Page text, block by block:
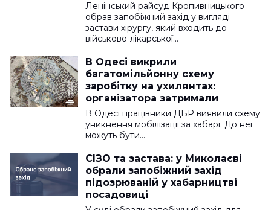
Ленінський райсуд Кропивницького
обрав запобіжний захід у вигляді
застави хірургу, який входить до
військово-лікарської…
В Одесі викрили
багатомільйонну схему
заробітку на ухилянтах:
організатора затримали
В Одесі працівники ДБР виявили схему
уникнення мобілізації за хабарі. До неї
можуть бути…
СІЗО та застава: у Миколаєві
обрали запобіжний захід
підозрюваній у хабарництві
посадовиці